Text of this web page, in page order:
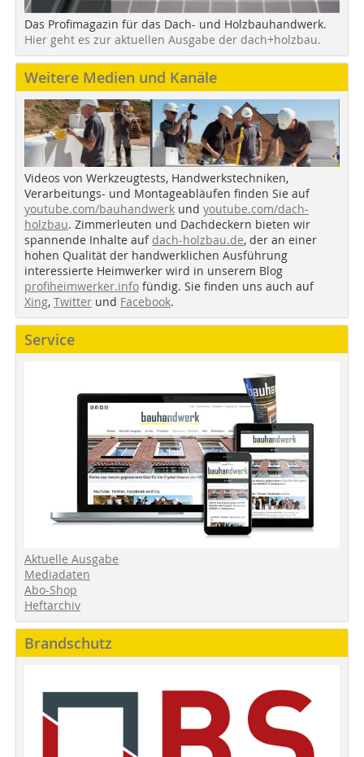
Das Profimagazin für das Dach- und Holzbauhandwerk.
Hier geht es zur aktuellen Ausgabe der dach+holzbau.
Weitere Medien und Kanäle
Videos von Werkzeugtests, Handwerkstechniken,
Verarbeitungs- und Montageabläufen finden Sie auf
youtube.com/bauhandwerk und youtube.com/dach-
holzbau. Zimmerleuten und Dachdeckern bieten wir
spannende Inhalte auf dach-holzbau.de, der an einer
hohen Qualität der handwerklichen Ausführung
interessierte Heimwerker wird in unserem Blog
profiheimwerker.info fündig. Sie finden uns auch auf
Xing, Twitter und Facebook.
Service
Aktuelle Ausgabe
Mediadaten
Abo-Shop
Heftarchiv
Brandschutz